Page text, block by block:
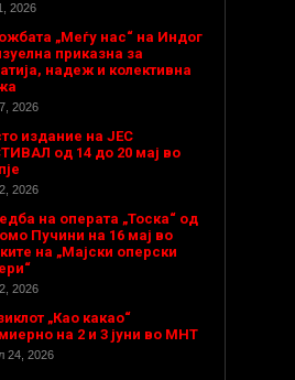
2026
„Меѓу нас“ на Индог
приказна за
надеж и колективна
2026
издание на ЈЕС
од 14 до 20 мај во
2026
на операта „Тоска“ од
Пучини на 16 мај во
на „Мајски оперски
2026
„Као какао“
на 2 и 3 јуни во МНТ
24, 2026